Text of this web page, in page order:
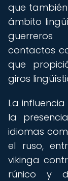
que
ámbito
guerreros
contactos
que
giros
La
la
idiomas
el ruso,
vikinga
rúnico y